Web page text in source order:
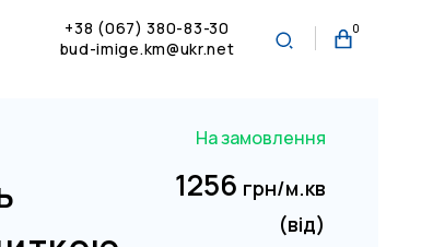
+38 (067) 380-83-30
bud-imige.km@ukr.net
0
На замовлення
1256 грн/м.кв
(від)